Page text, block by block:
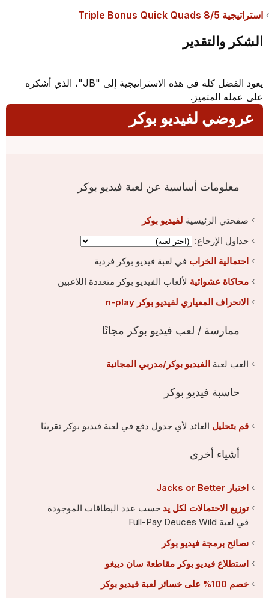
استراتيجية 8/5 Triple Bonus Quick Quads
الشكر والتقدير
يعود الفضل كله في هذه الاستراتيجية إلى "JB"، الذي أشكره
على عمله المتميز.
عروضي لفيديو بوكر
معلومات أساسية عن لعبة فيديو بوكر
صفحتي الرئيسيةلفيديو بوكر
جداول الإرجاع:
احتمالية الخرابفي لعبة فيديو بوكر فردية
محاكاة عشوائيةلألعاب الفيديو بوكر متعددة اللاعبين
الانحراف المعياري لفيديو بوكر n-play
ممارسة / لعب فيديو بوكر مجانًا
العب لعبةالفيديو بوكر/مدربي المجانية
حاسبة فيديو بوكر
قم بتحليلالعائد لأي جدول دفع في لعبة فيديو بوكر تقريبًا
أشياء أخرى
اختبار Jacks or Better
توزيع الاحتمالات لكل يدحسب عدد البطاقات الموجودة
في لعبة Full-Pay Deuces Wild
نصائح برمجة فيديو بوكر
استطلاع فيديو بوكر مقاطعة سان دييغو
خصم 100% على خسائر لعبة فيديو بوكر